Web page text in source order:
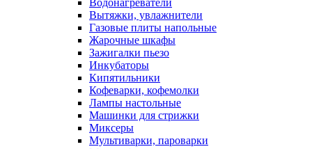
Водонагреватели
Вытяжки, увлажнители
Газовые плиты напольные
Жарочные шкафы
Зажигалки пьезо
Инкубаторы
Кипятильники
Кофеварки, кофемолки
Лампы настольные
Машинки для стрижки
Миксеры
Мультиварки, пароварки